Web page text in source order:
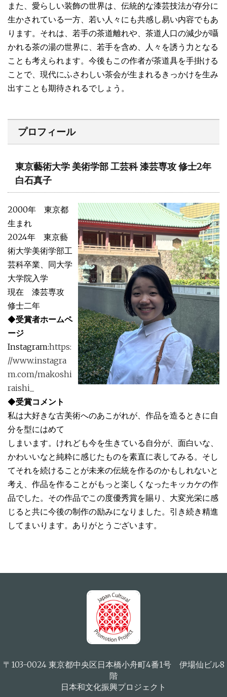
また、愛らしい装飾の世界は、伝統的な漆芸技法が存分に
生かされている一方、若い人々にも共感し易い内容でもあ
ります。それは、若手の茶道離れや、茶道人口の減少が囁
かれる茶の湯の世界に、若手を含め、人々を誘う力となる
ことも考えられます。今後もこの作者が茶道具を手掛ける
ことで、現代にふさわしい茶会が生まれるきっかけを生み
出すことも期待されるでしょう。
プロフィール
東京藝術大学 美術学部 工芸科 漆芸専攻 修士2年
白石真子
2000年 東京都
生まれ
2024年 東京藝
術大学美術学部工
芸科卒業、同大学
大学院入学
現在 漆芸専攻
修士二年
◆受賞者ホームペ
ージ
Instagram:https:
//www.instagra
m.com/makoshi
raishi_
◆受賞コメント
私は大好きな古美術へのあこがれが、作品を造るときに自
分を型にはめて
しまいます。けれども今を生きている自分が、面白いな、
かわいいなと純粋に感じたものを素直に表してみる。そし
てそれを続けることが未来の伝統を作るのかもしれないと
考え、作品を作ることがもっと楽しくなったキッカケの作
品でした。その作品でこの度優秀賞を賜り、大変光栄に感
じると共に今後の制作の励みになりました。引き続き精進
してまいります。ありがとうございます。
〒103-0024 東京都中央区日本橋小舟町4番1号 伊場仙ビル8
階
日本和文化振興プロジェクト